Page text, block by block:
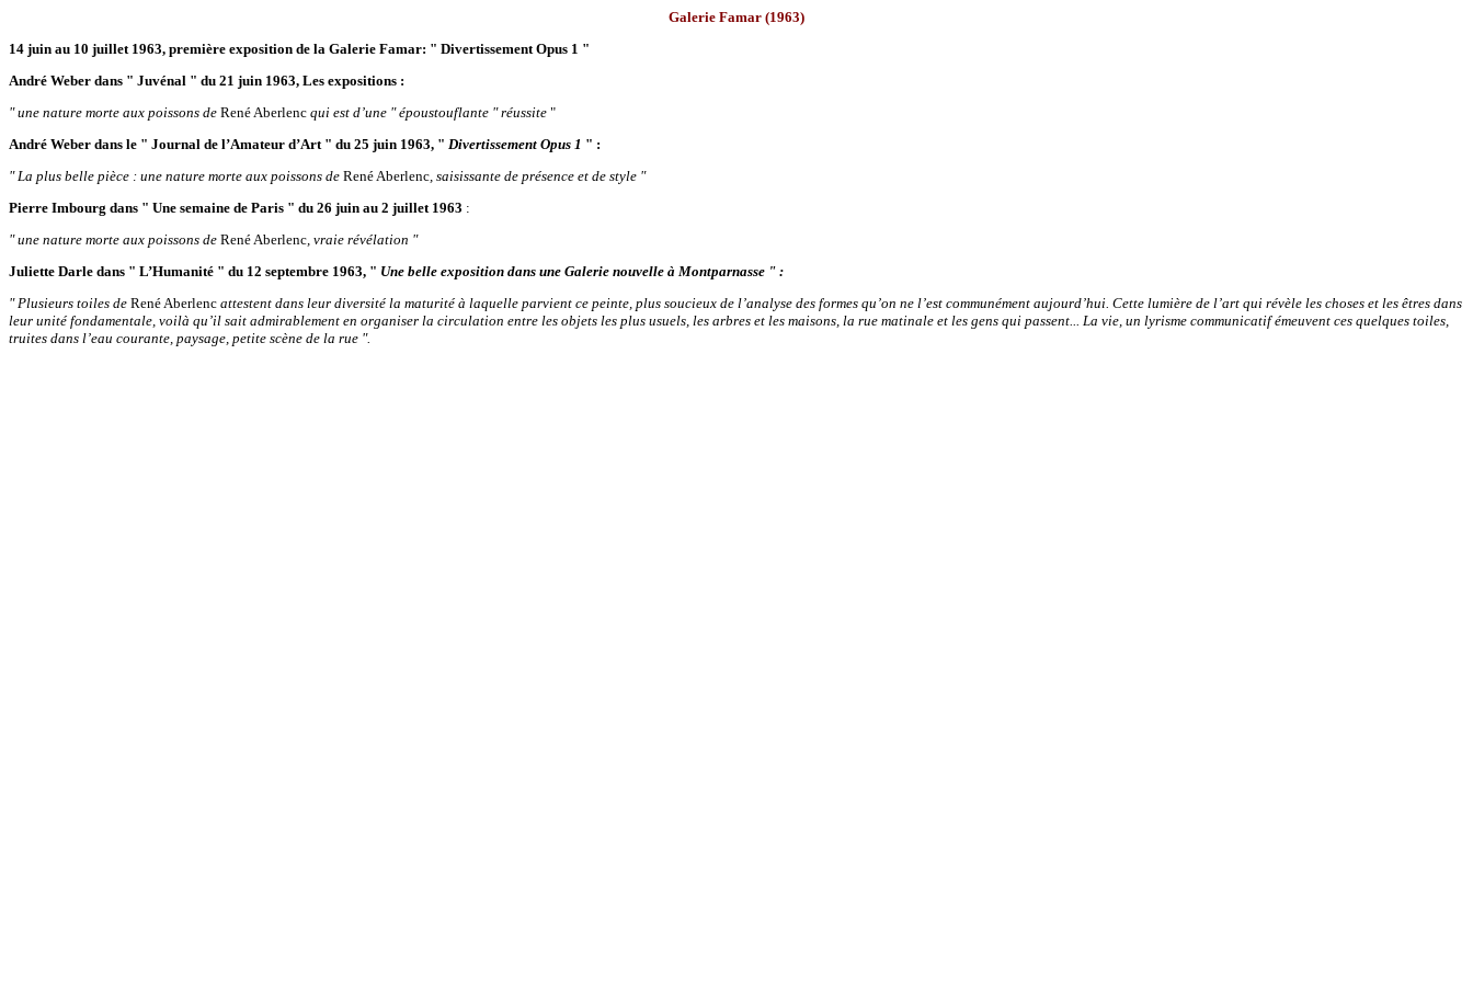
Galerie Famar (1963)
14 juin au 10 juillet 1963, première exposition de la Galerie Famar: " Divertissement Opus 1 "
André Weber dans " Juvénal " du 21 juin 1963, Les expositions :
" une nature morte aux poissons de René Aberlenc qui est d’une " époustouflante " réussite "
André Weber dans le " Journal de l’Amateur d’Art " du 25 juin 1963, " Divertissement Opus 1 " :
" La plus belle pièce : une nature morte aux poissons de René Aberlenc, saisissante de présence et de style "
Pierre Imbourg dans " Une semaine de Paris " du 26 juin au 2 juillet 1963 :
" une nature morte aux poissons de René Aberlenc, vraie révélation "
Juliette Darle dans " L’Humanité " du 12 septembre 1963, " Une belle exposition dans une Galerie nouvelle à Montparnasse " :
" Plusieurs toiles de René Aberlenc attestent dans leur diversité la maturité à laquelle parvient ce peinte, plus soucieux de l’analyse des formes qu’on ne l’est communément aujourd’hui. Cette lumière de l’art qui révèle les choses et les êtres dans
leur unité fondamentale, voilà qu’il sait admirablement en organiser la circulation entre les objets les plus usuels, les arbres et les maisons, la rue matinale et les gens qui passent... La vie, un lyrisme communicatif émeuvent ces quelques toiles,
truites dans l’eau courante, paysage, petite scène de la rue ".